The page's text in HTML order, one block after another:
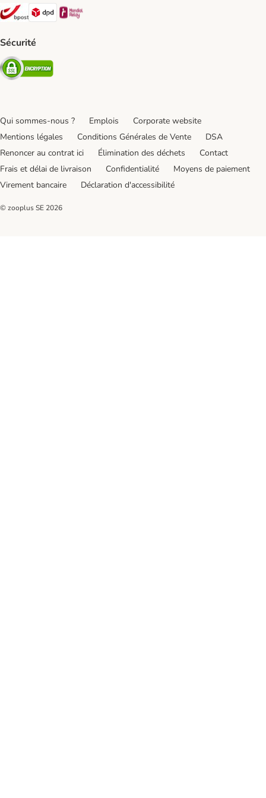
Bpost Shipping Method
DPD Shipping Method
Sécurité
Security
Qui sommes-nous ? Emplois
Corporate website
Mentions légales
Conditions Générales de Vente
DSA
Renoncer au contrat ici
Élimination des déchets
Contact
Frais et délai de livraison
Confidentialité
Moyens de paiement
Virement bancaire
Déclaration d'accessibilité
© zooplus SE 2026